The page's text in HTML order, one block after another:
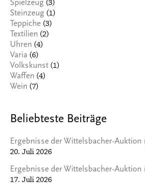
Spielzeug (3)
Steinzeug (1)
Teppiche (3)
Textilien (2)
Uhren (4)
Varia (6)
Volkskunst (1)
Waffen (4)
Wein (7)
Beliebteste Beiträge
Ergebnisse der Wittelsbacher-Auktion
20. Juli 2026
Ergebnisse der Wittelsbacher-Auktion
17. Juli 2026